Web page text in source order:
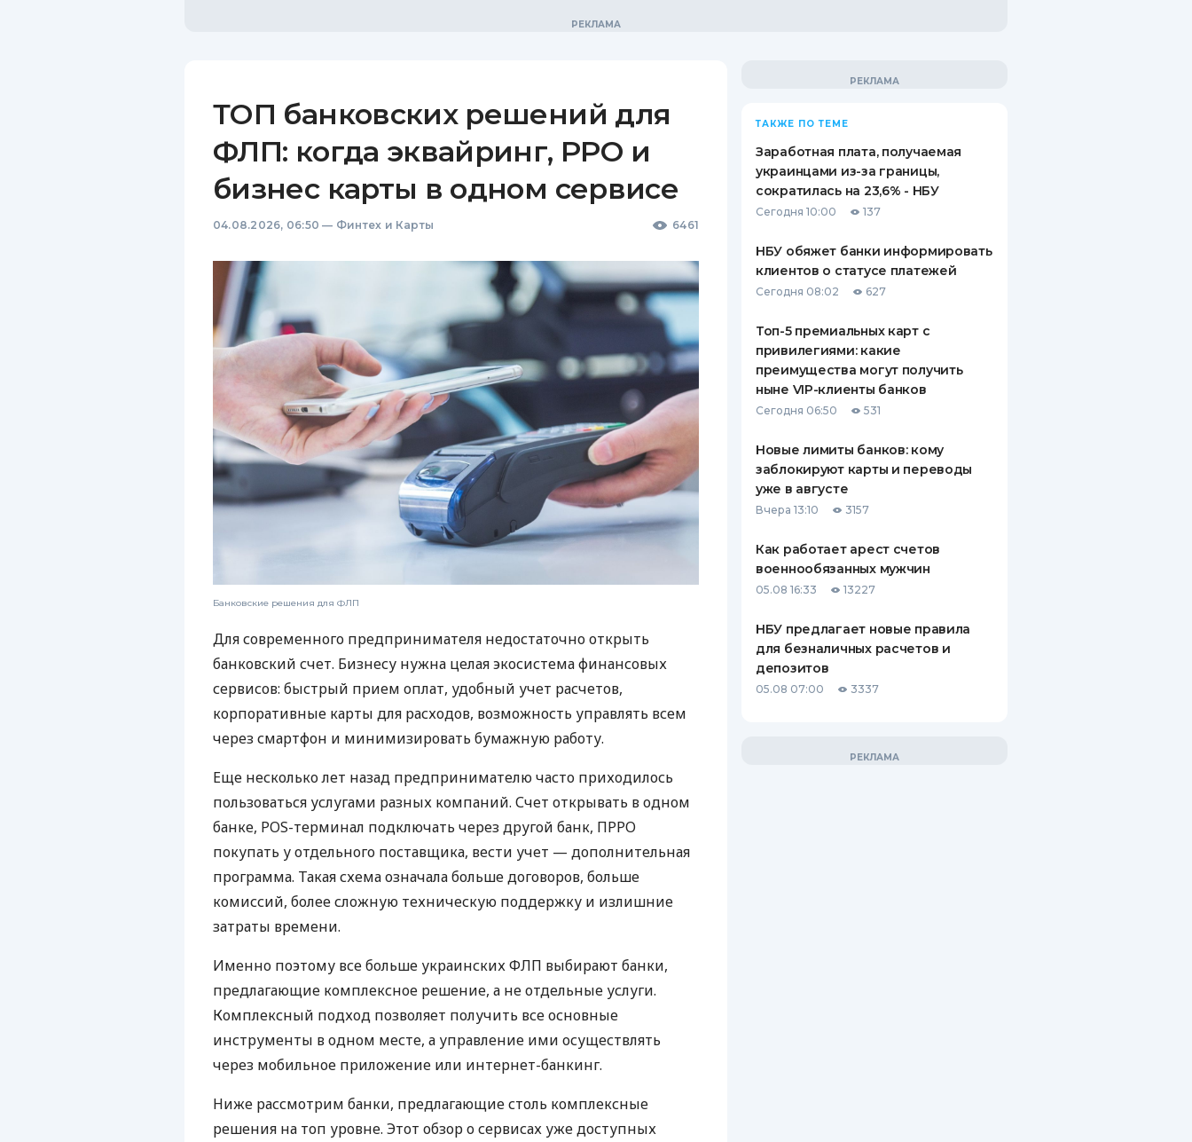
ТОП банковских решений для
ФЛП: когда эквайринг, РРО и
бизнес карты в одном сервисе
04.08.2026, 06:50 — Финтех и Карты 6461
Банковские решения для ФЛП
Для современного предпринимателя недостаточно открыть
банковский счет. Бизнесу нужна целая экосистема финансовых
сервисов: быстрый прием оплат, удобный учет расчетов,
корпоративные карты для расходов, возможность управлять всем
через смартфон и минимизировать бумажную работу.
Еще несколько лет назад предпринимателю часто приходилось
пользоваться услугами разных компаний. Счет открывать в одном
банке, POS-терминал подключать через другой банк, ПРРО
покупать у отдельного поставщика, вести учет — дополнительная
программа. Такая схема означала больше договоров, больше
комиссий, более сложную техническую поддержку и излишние
затраты времени.
Именно поэтому все больше украинских ФЛП выбирают банки,
предлагающие комплексное решение, а не отдельные услуги.
Комплексный подход позволяет получить все основные
инструменты в одном месте, а управление ими осуществлять
через мобильное приложение или интернет-банкинг.
Ниже рассмотрим банки, предлагающие столь комплексные
решения на топ уровне. Этот обзор о сервисах уже доступных
ТАКЖЕ ПО ТЕМЕ
Заработная плата, получаемая
украинцами из-за границы,
сократилась на 23,6% - НБУ
Сегодня 10:00 137
НБУ обяжет банки информировать
клиентов о статусе платежей
Сегодня 08:02 627
Топ-5 премиальных карт с
привилегиями: какие
преимущества могут получить
ныне VIP-клиенты банков
Сегодня 06:50 531
Новые лимиты банков: кому
заблокируют карты и переводы
уже в августе
Вчера 13:10 3157
Как работает арест счетов
военнообязанных мужчин
05.08 16:33 13227
НБУ предлагает новые правила
для безналичных расчетов и
депозитов
05.08 07:00 3337